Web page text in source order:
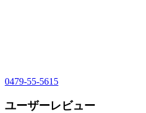
0479-55-5615
ユーザーレビュー